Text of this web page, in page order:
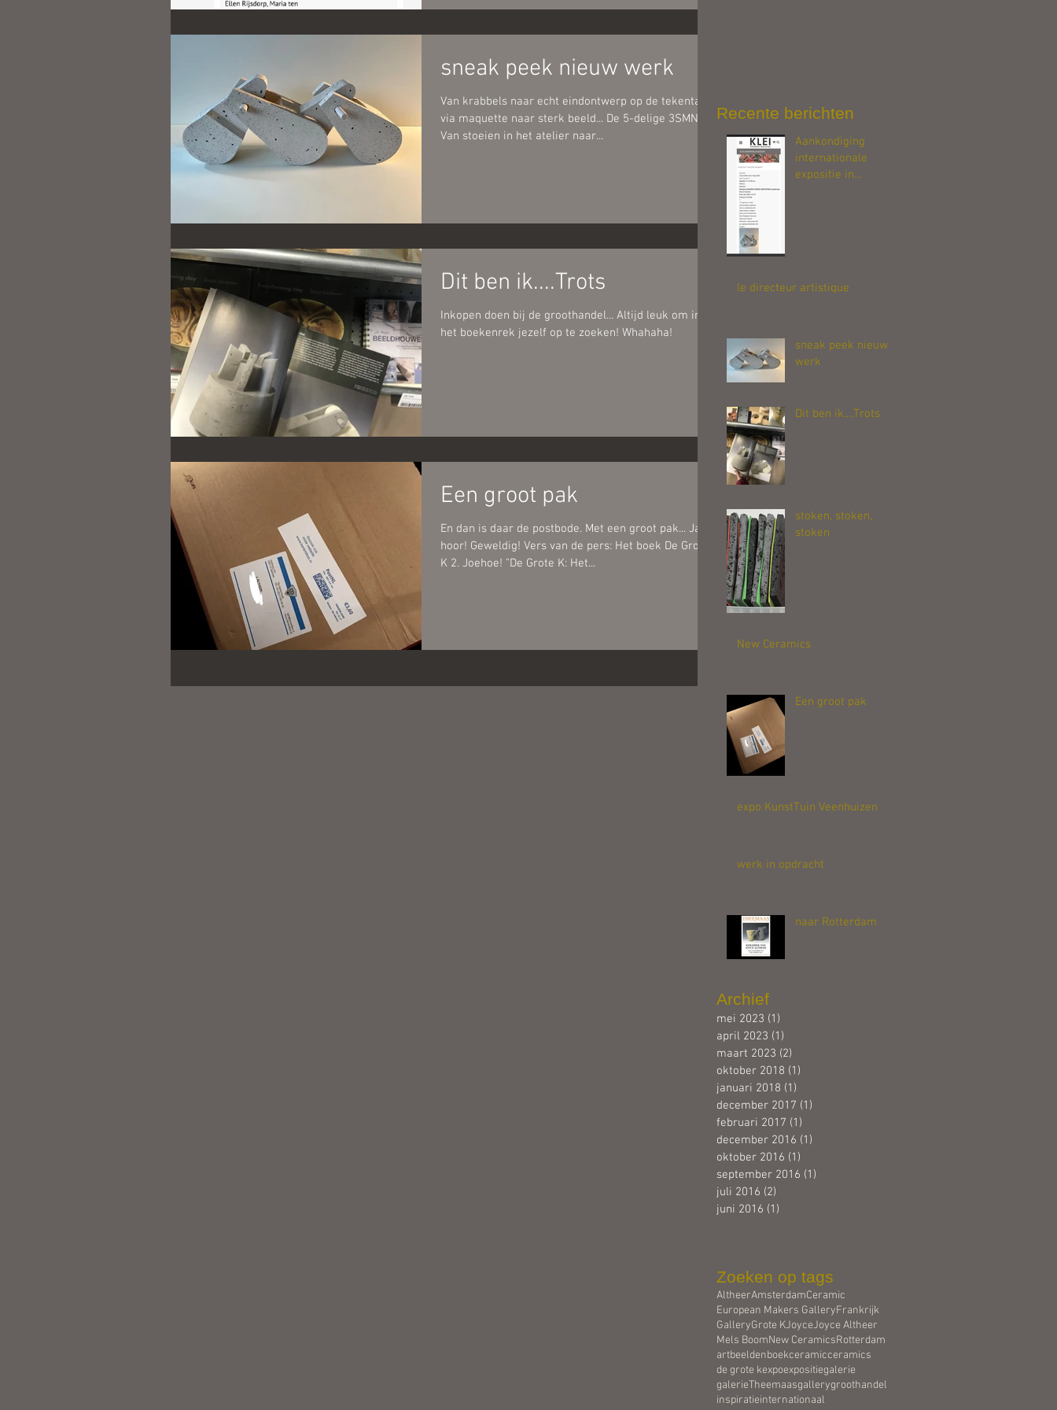
sneak peek nieuw werk
Van krabbels naar echt eindontwerp op de tekentafel,
via maquette naar sterk beeld... De 5-delige 3SMN!
Van stoeien in het atelier naar...
Dit ben ik....Trots
Inkopen doen bij de groothandel... Altijd leuk om in
het boekenrek jezelf op te zoeken! Whahaha!
Een groot pak
En dan is daar de postbode. Met een groot pak... Ja
hoor! Geweldig! Vers van de pers: Het boek De Grote
K 2. Joehoe! "De Grote K: Het...
Recente berichten
Aankondiging
internationale
expositie in
le directeur artistique
sneak peek nieuw
werk
Dit ben ik....Trots
stoken, stoken,
stoken
New Ceramics
Een groot pak
expo KunstTuin Veenhuizen
werk in opdracht
naar Rotterdam
Archief
mei 2023 (1)
april 2023 (1)
maart 2023 (2)
oktober 2018 (1)
januari 2018 (1)
december 2017 (1)
februari 2017 (1)
december 2016 (1)
oktober 2016 (1)
september 2016 (1)
juli 2016 (2)
juni 2016 (1)
Zoeken op tags
AltheerAmsterdamCeramic
European Makers GalleryFrankrijk
GalleryGrote KJoyceJoyce Altheer
Mels BoomNew CeramicsRotterdam
artbeeldenboekceramicceramics
de grote kexpoexpositiegalerie
galerieTheemaasgallerygroothandel
inspiratieinternationaal